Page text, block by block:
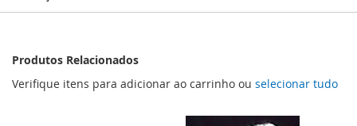
Produtos Relacionados
Verifique itens para adicionar ao carrinho ou selecionar tudo